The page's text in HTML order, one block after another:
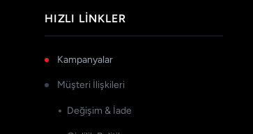
HIZLI LINKLER
Kampanyalar
Müşteri İlişkileri
Değişim & İade